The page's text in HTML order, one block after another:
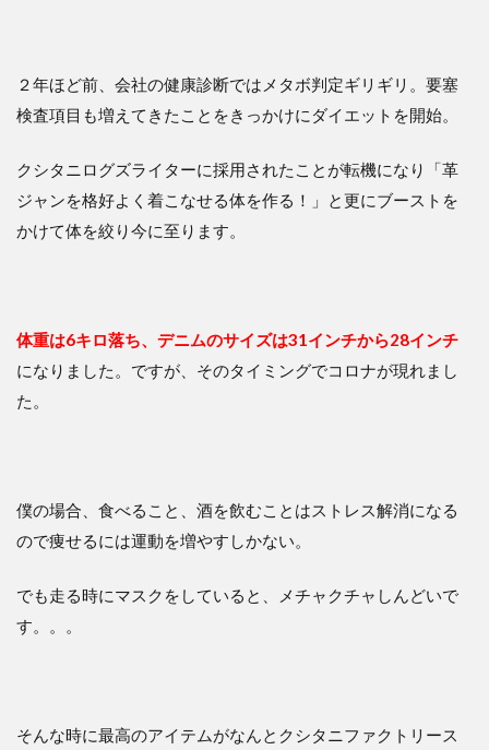
２年ほど前、会社の健康診断ではメタボ判定ギリギリ。要塞
検査項目も増えてきたことをきっかけにダイエットを開始。
クシタニログズライターに採用されたことが転機になり「革
ジャンを格好よく着こなせる体を作る！」と更にブーストを
かけて体を絞り今に至ります。
体重は6キロ落ち、デニムのサイズは31インチから28インチ
になりました。ですが、そのタイミングでコロナが現れまし
た。
僕の場合、食べること、酒を飲むことはストレス解消になる
ので痩せるには運動を増やすしかない。
でも走る時にマスクをしていると、メチャクチャしんどいで
す。。。
そんな時に最高のアイテムがなんとクシタニファクトリース